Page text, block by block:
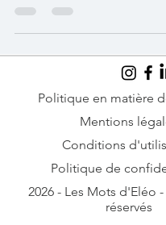
expositions actuellement
temps et de la mémoire,
l’histoire artistique du sud
paysages intérieurs,
transforme la terre elle-
picturale. Trois visions
différentes de l’art coréen
contemporain, traversées
même question :
Politique en matière
Mentions
Conditions
Politique de